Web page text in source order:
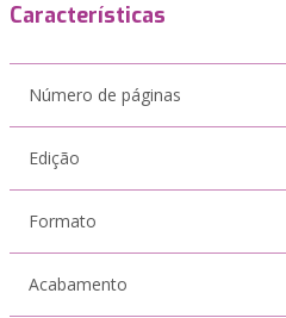
Características
Número de páginas
Edição
Formato
Acabamento